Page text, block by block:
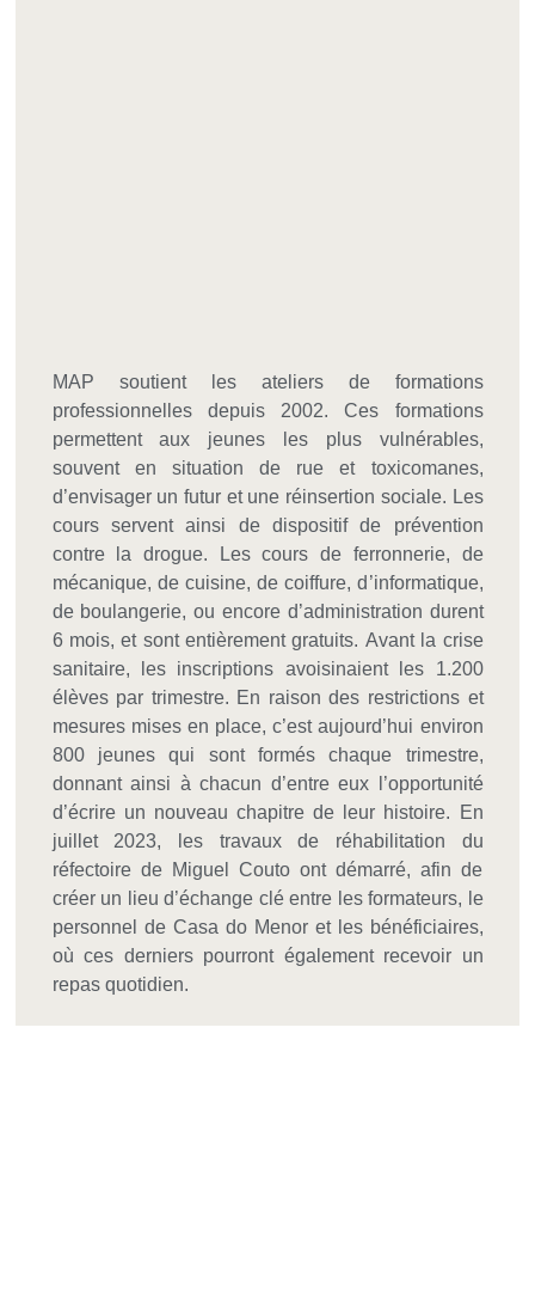
MAP soutient les ateliers de formations
professionnelles depuis 2002. Ces formations
permettent aux jeunes les plus vulnérables,
souvent en situation de rue et toxicomanes,
d’envisager un futur et une réinsertion sociale. Les
cours servent ainsi de dispositif de prévention
contre la drogue. Les cours de ferronnerie, de
mécanique, de cuisine, de coiffure, d’informatique,
de boulangerie, ou encore d’administration durent
6 mois, et sont entièrement gratuits. Avant la crise
sanitaire, les inscriptions avoisinaient les 1.200
élèves par trimestre. En raison des restrictions et
mesures mises en place, c’est aujourd’hui environ
800 jeunes qui sont formés chaque trimestre,
donnant ainsi à chacun d’entre eux l’opportunité
d’écrire un nouveau chapitre de leur histoire. En
juillet 2023, les travaux de réhabilitation du
réfectoire de Miguel Couto ont démarré, afin de
créer un lieu d’échange clé entre les formateurs, le
personnel de Casa do Menor et les bénéficiaires,
où ces derniers pourront également recevoir un
repas quotidien.